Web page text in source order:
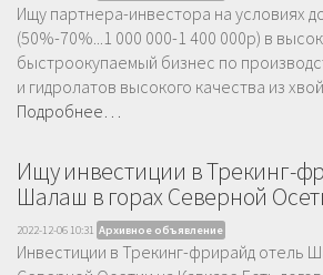
Ищу партнера-инвестора на условиях
(50%-70%...1 000 000-1 400 000р) в
быстроокупаемый бизнес по
и гидролатов высокого качества из
Подробнее…
Ищу инвестиции в Трекинг-
Шалаш в горах Северной
2022-12-06 10:31 Архивное объявление
Инвестиции в Трекинг-фрирайд отель